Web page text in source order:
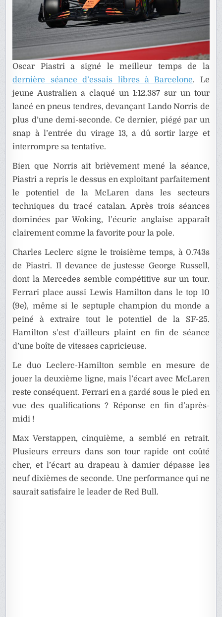
Oscar Piastri a signé le meilleur temps de la
dernière séance d’essais libres à Barcelone. Le
jeune Australien a claqué un 1:12.387 sur un tour
lancé en pneus tendres, devançant Lando Norris de
plus d’une demi-seconde. Ce dernier, piégé par un
snap à l’entrée du virage 13, a dû sortir large et
interrompre sa tentative.
Bien que Norris ait brièvement mené la séance,
Piastri a repris le dessus en exploitant parfaitement
le potentiel de la McLaren dans les secteurs
techniques du tracé catalan. Après trois séances
dominées par Woking, l’écurie anglaise apparaît
clairement comme la favorite pour la pole.
Charles Leclerc signe le troisième temps, à 0.743s
de Piastri. Il devance de justesse George Russell,
dont la Mercedes semble compétitive sur un tour.
Ferrari place aussi Lewis Hamilton dans le top 10
(9e), même si le septuple champion du monde a
peiné à extraire tout le potentiel de la SF-25.
Hamilton s’est d’ailleurs plaint en fin de séance
d’une boîte de vitesses capricieuse.
Le duo Leclerc-Hamilton semble en mesure de
jouer la deuxième ligne, mais l’écart avec McLaren
reste conséquent. Ferrari en a gardé sous le pied en
vue des qualifications ? Réponse en fin d’après-
midi !
Max Verstappen, cinquième, a semblé en retrait.
Plusieurs erreurs dans son tour rapide ont coûté
cher, et l’écart au drapeau à damier dépasse les
neuf dixièmes de seconde. Une performance qui ne
saurait satisfaire le leader de Red Bull.